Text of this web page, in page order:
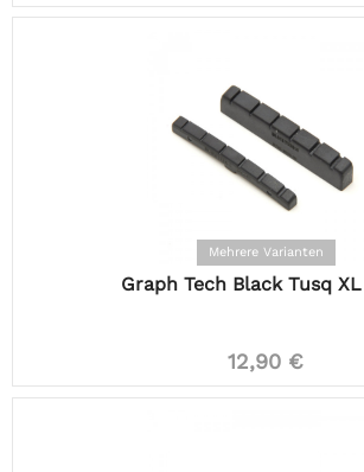
Mehrere Varianten
Graph Tech Black Tusq
12,90 €